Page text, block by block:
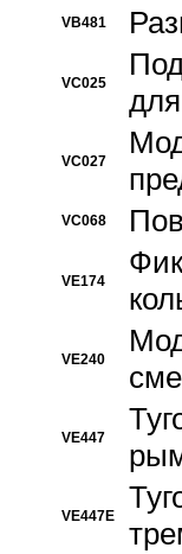
VB481
VC025
VC027
VC068
VE174
VE240
VE447
VE447E